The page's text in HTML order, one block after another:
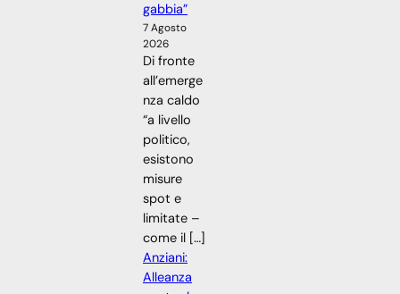
gabbia”
7 Agosto
2026
Di fronte
all’emerge
nza caldo
“a livello
politico,
esistono
misure
spot e
limitate –
come il […]
Anziani:
Alleanza